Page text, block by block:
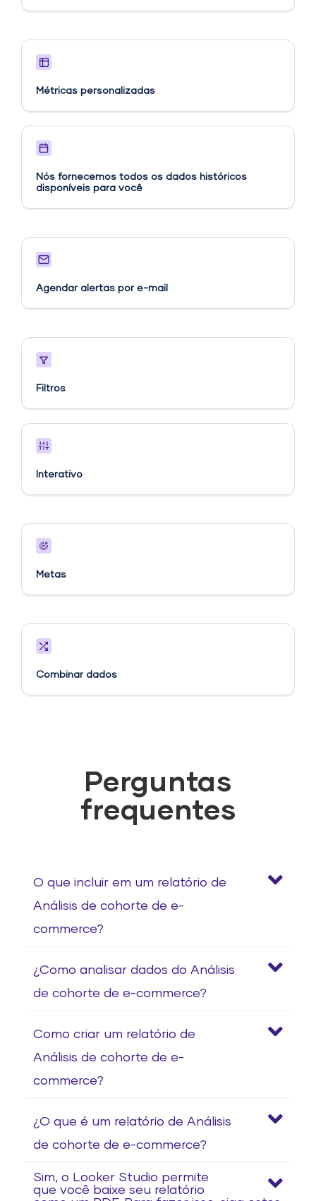
Métricas personalizadas​
Nós fornecemos todos os dados históricos
disponíveis para você
Agendar alertas por e-mail
Filtros
Interativo
Metas​
Combinar dados
Perguntas
frequentes
O que incluir em um relatório de
Análisis de cohorte de e-
commerce?
¿Como analisar dados do Análisis
de cohorte de e-commerce?
Como criar um relatório de
Análisis de cohorte de e-
commerce?
¿O que é um relatório de Análisis
de cohorte de e-commerce?
Sim, o Looker Studio permite
que você baixe seu relatório